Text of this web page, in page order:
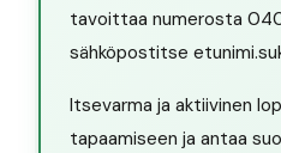
tavoittaa numerosta
sähköpostitse
Itsevarma ja aktiivinen
tapaamiseen ja antaa